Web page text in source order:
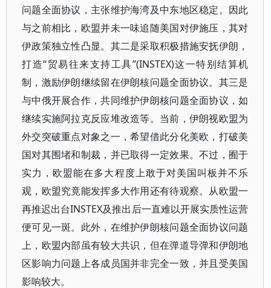
问题全面协议，主张维护海湾及中东地区稳定。因此
与之前相比，欧盟并未一味追随美国对伊施压，其对
伊政策独立性凸显。其二是采取积极措施安抚伊朗，
打造“贸易往来支持工具”(INSTEX)这一特别结算机
制，激励伊朗继续留在伊朗核问题全面协议。其三是
与中俄开展合作，共同维护伊朗核问题全面协议，如
继续实施阿拉克反应堆改造等。当前，伊朗视欧盟为
外交突破重点对象之一，希望借此分化美欧，打破美
国对其围堵和制裁，并已取得一定效果。不过，囿于
实力，欧盟能在多大程度上敢于对美国叫板并不乐
观，欧盟究竟能发挥多大作用还有待观察。从欧盟一
再推迟出台INSTEX及推出后一直难以开展实质性运营
便可见一斑。此外，在维护伊朗核问题全面协议问题
上，欧盟内部虽有较大共识，但在弹道导弹和伊朗地
区影响力问题上各成员国并非完全一致，并且受美国
影响较大。